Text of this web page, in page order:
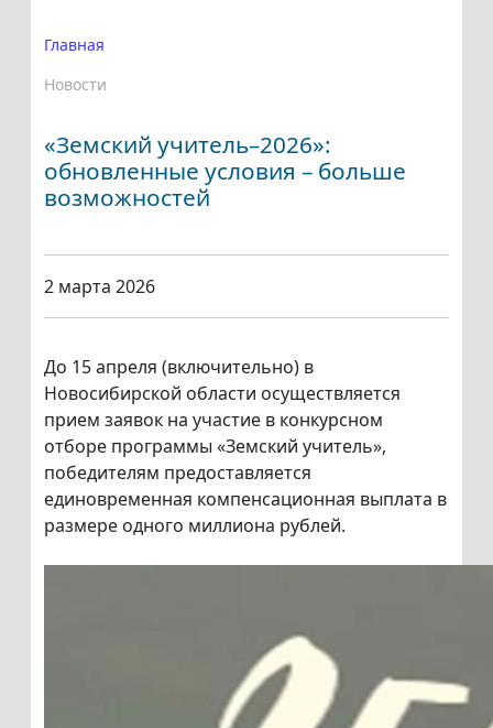
Главная
Новости
«Земский учитель–2026»:
обновленные условия – больше
возможностей
2 марта 2026
До 15 апреля (включительно) в
Новосибирской области осуществляется
прием заявок на участие в конкурсном
отборе программы «Земский учитель»,
победителям предоставляется
единовременная компенсационная выплата в
размере одного миллиона рублей.